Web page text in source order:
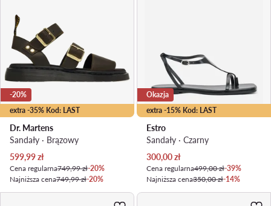
extra -35% Kod: LAST
-20%
Dr. Martens
Sandały · Brązowy
Aktualna cena
599,99zł
Cena regularna749,99 zł-20%
Najniższa cena749,99 zł-20%
extra -15% Kod: LAST
Okazja
Estro
Sandały · Czarny
Aktualna cena
300,00zł
Cena regularna499,00 zł-39%
Najniższa cena350,00 zł-14%